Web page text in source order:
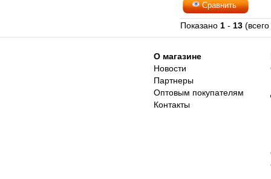
Сравнить
Показано 1 - 13
О магазине
Новости
Партнеры
Оптовым покупателям
Контакты